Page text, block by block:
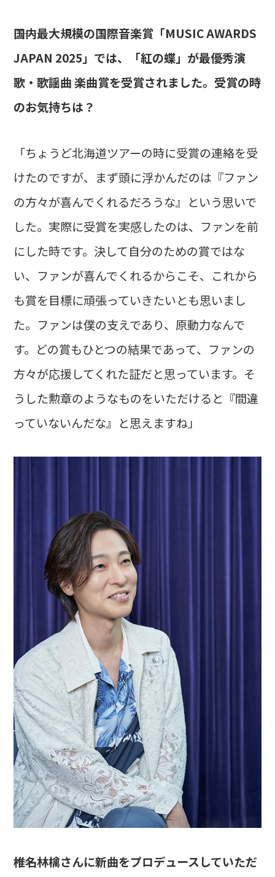
――国内最大規模の国際音楽賞「MUSIC AWARDS
JAPAN 2025」では、「紅の蝶」が最優秀演
歌・歌謡曲 楽曲賞を受賞されました。受賞の時
のお気持ちは？
「ちょうど北海道ツアーの時に受賞の連絡を受
けたのですが、まず頭に浮かんだのは『ファン
の方々が喜んでくれるだろうな』という思いで
した。実際に受賞を実感したのは、ファンを前
にした時です。決して自分のための賞ではな
い、ファンが喜んでくれるからこそ、これから
も賞を目標に頑張っていきたいとも思いまし
た。ファンは僕の支えであり、原動力なんで
す。どの賞もひとつの結果であって、ファンの
方々が応援してくれた証だと思っています。そ
うした勲章のようなものをいただけると『間違
っていないんだな』と思えますね」
――椎名林檎さんに新曲をプロデュースしていただ